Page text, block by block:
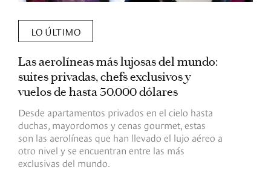
LO ÚLTIMO
Las aerolíneas más lujosas del mundo:
suites privadas, chefs exclusivos y
vuelos de hasta 30.000 dólares
Desde apartamentos privados en el cielo hasta
duchas, mayordomos y cenas gourmet, estas
son las aerolíneas que han llevado el lujo aéreo a
otro nivel y se encuentran entre las más
exclusivas del mundo.